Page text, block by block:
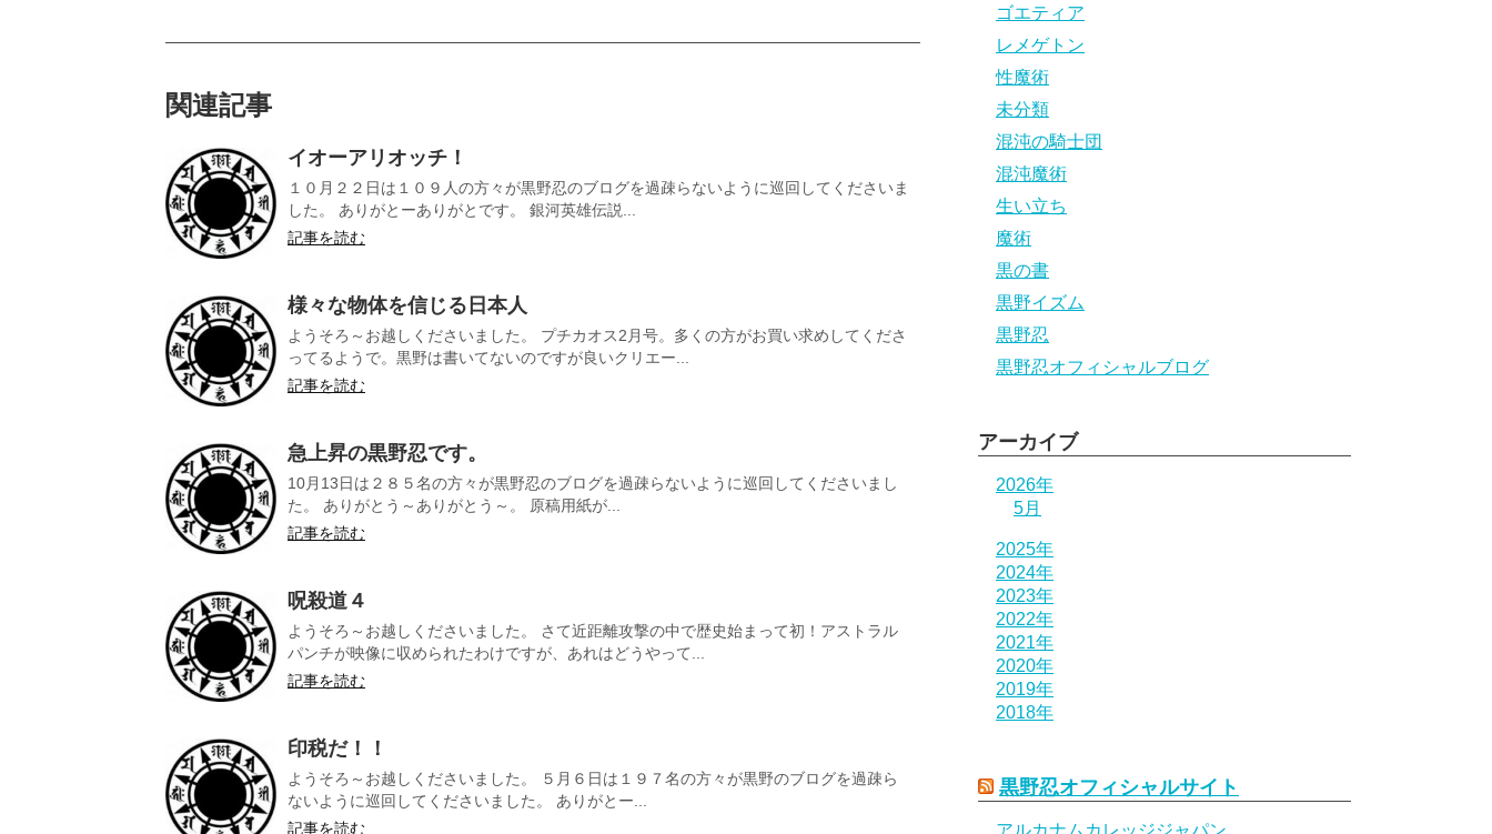
関連記事
イオーアリオッチ！
１０月２２日は１０９人の方々が黒野忍のブログを過疎らないように巡回してくださいま
した。 ありがとーありがとです。 銀河英雄伝説...
記事を読む
様々な物体を信じる日本人
ようそろ～お越しくださいました。 プチカオス2月号。多くの方がお買い求めしてくださ
ってるようで。黒野は書いてないのですが良いクリエー...
記事を読む
急上昇の黒野忍です。
10月13日は２８５名の方々が黒野忍のブログを過疎らないように巡回してくださいまし
た。 ありがとう～ありがとう～。 原稿用紙が...
記事を読む
呪殺道４
ようそろ～お越しくださいました。 さて近距離攻撃の中で歴史始まって初！アストラル
パンチが映像に収められたわけですが、あれはどうやって...
記事を読む
印税だ！！
ようそろ～お越しくださいました。 ５月６日は１９７名の方々が黒野のブログを過疎ら
ないように巡回してくださいました。 ありがとー...
記事を読む
ゴエティア
レメゲトン
性魔術
未分類
混沌の騎士団
混沌魔術
生い立ち
魔術
黒の書
黒野イズム
黒野忍
黒野忍オフィシャルブログ
アーカイブ
2026年
5月
2025年
2024年
2023年
2022年
2021年
2020年
2019年
2018年
黒野忍オフィシャルサイト